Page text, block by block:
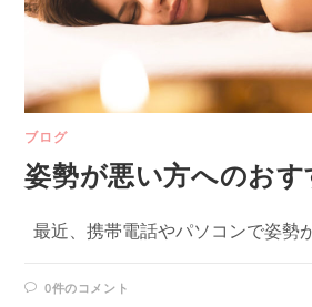
ブログ
姿勢が悪い方へのお
最近、携帯電話やパソコンで姿勢
0件のコメント